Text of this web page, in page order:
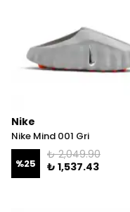
Nike
Nike Mind 001 Gri
%25
₺ 2,049.90
₺ 1,537.43